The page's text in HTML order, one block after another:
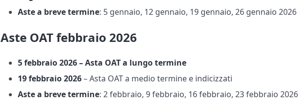
Aste a breve termine: 5 gennaio, 12 gennaio, 19 gennaio, 26 gennaio 2026
Aste OAT febbraio 2026
5 febbraio 2026 – Asta OAT a lungo termine
19 febbraio 2026– Asta OAT a medio termine e indicizzati
Aste a breve termine: 2 febbraio, 9 febbraio, 16 febbraio, 23 febbraio 2026